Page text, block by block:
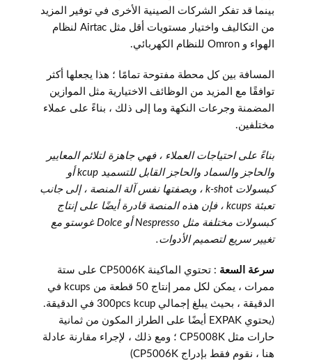
بينما قد تفكر الشركات الصينية الأخرى في توفير المزيد
من التكاليف واختيار مستويات أقل مثل Airtac لنظام
الهواء و Omron للنظام الكهربائي.
المسافة بين كل محطة مفتوحة تمامًا ؛ هذا يجعلها أكثر
توافقًا مع المزيد من الوظائف الاختيارية مثل الموازين
المضمنة وجرعات النكهة وما إلى ذلك ، بناءً على عملاء
مختلفين.
بناءً على احتياجات العملاء ، فهي جاهزة لتلائم المعايير
والحاجز والسماد والحاجز القابل للتسميد kcup أو
كبسولات k-shot ، وبصفتها نفس آلة المنصة ، إلى جانب
تعبئة kcups ، فإن هذه المنصة قادرة أيضًا على إنتاج
كبسولات مختلفة مثل Nespresso أو Dolce غوستو مع
تغيير سريع لتصميم الأدوات.
سرعة السعة
: تحتوي الماكينة CP5006K على ستة
ممرات ، يمكن لكل ممر إنتاج 50 قطعة من kcups في
الدقيقة ، بحيث يبلغ إجمالي 300pcs kcup في الدقيقة.
(يحتوي EXPAK أيضًا على الطراز المكون من ثمانية
حارات مثل CP5008K ؛ ومع ذلك ، لإجراء مقارنة عادلة
هنا ، نقوم فقط بإدراج CP5006K)